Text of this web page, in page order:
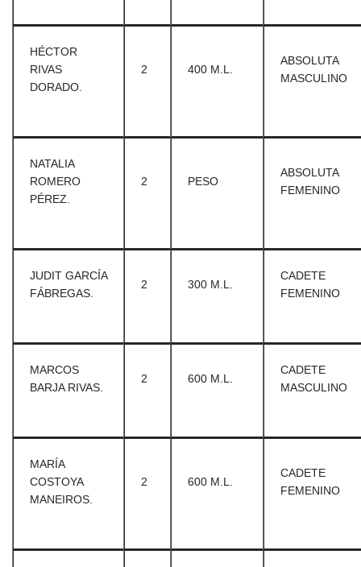
HÉCTOR
RIVAS
DORADO.
2 400 M.L.
ABSOLUTA
MASCULINO
NATALIA
ROMERO
PÉREZ.
2 PESO
ABSOLUTA
FEMENINO
JUDIT GARCÍA
FÁBREGAS.
2 300 M.L.
CADETE
FEMENINO
MARCOS
BARJA RIVAS.
2 600 M.L.
CADETE
MASCULINO
MARÍA
COSTOYA
MANEIROS.
2 600 M.L.
CADETE
FEMENINO